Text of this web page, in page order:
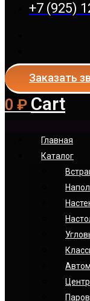
+7 (925)
Заказать
0 ₽ Cart
Главная
Каталог